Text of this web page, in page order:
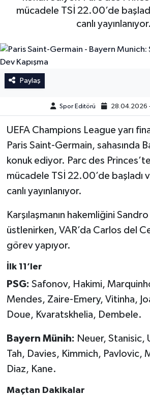
mücadele TSİ 22.00’de
canlı yayınlanıyor.
Paylaş
Spor Editörü 28.04.2026
UEFA Champions League yarı
Paris Saint-Germain, sahasında
konuk ediyor. Parc des
mücadele TSİ 22.00’de başladı
canlı yayınlanıyor.
Karşılaşmanın hakemliğini
üstlenirken, VAR’da Carlos del
görev yapıyor.
İlk 11’ler
PSG: Safonov, Hakimi,
Mendes, Zaire-Emery, Vitinha,
Doue, Kvaratskhelia, Dembele.
Bayern Münih: Neuer, Stanisic,
Tah, Davies, Kimmich, Pavlovic,
Diaz, Kane.
Maçtan Dakikalar
İngiltere Premier Lig
İngiltere Premier Lig
Eredevise
Portekiz Ligi
Diğer Futbol Ligleri
Türkiye Basketbol Ligi
Diğer Basketbol Ligleri
Atletizm